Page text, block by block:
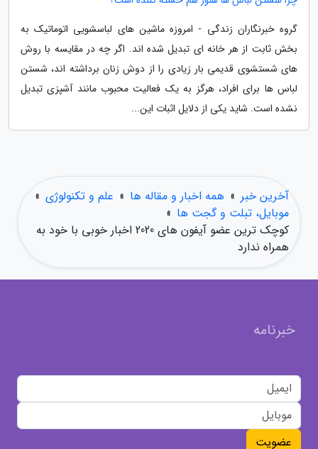
گروه خبرنگاران زندگی - امروزه ماشین های لباسشویی اتوماتیک به
بخش ثابت از هر خانه ای تبدیل شده اند. اگر چه در مقایسه با روش
های شستشوی قدیمی بار زیادی را از دوش زنان برداشته اند، شستن
لباس ها برای افراد، هرگز به یک فعالیت محبوب مانند آشپزی تبدیل
نشده است. شاید یکی از دلایل اثبات این...
آخرین خبر » همه اخبار و مقاله ها » علم و تکنولوژی »
موبایل، تبلت و گجت ها »
کوچک ترین عضو آیفون های 2020 اخبار خوبی با خود به
همراه ندارد
خبرنامه
عضویت